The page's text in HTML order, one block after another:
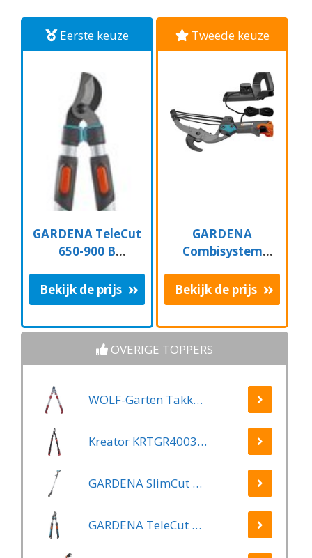
Eerste keuze
GARDENA TeleCut
650-900 B
Uitschuifbare
armen - tot max 90
Bekijk de prijs
Tweede keuze
GARDENA
Combisystem
Boomschaar
Takkenschaar -
Bekijk de prijs
OVERIGE TOPPERS
WOLF-Garten Takkenschaar POWER CUT RR*** 900 T - lengte 650-900mm - telescoop - aluminium hefboomarmen - 4x meer kracht - messpanning instelbaar
Kreator KRTGR4003 Telescopische takkenschaar – Jong hout - Knipdiameter: Ø34 mm
GARDENA SlimCut Takkenschaar -28mm- Met Hefboommechanisme
GARDENA TeleCut Telescopische - Takkenschaar 520-670B - 42 mm Verstelbare Lengte